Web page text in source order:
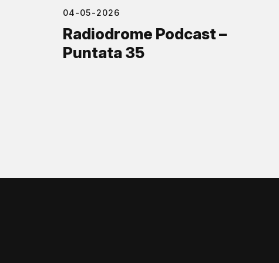
04-05-2026
Radiodrome Podcast –
Puntata 35